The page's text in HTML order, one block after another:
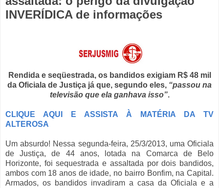
INVERÍDICA de informações
Rendida e seqüestrada, os bandidos exigiam R$ 48 mil
da Oficiala de Justiça já que, segundo eles, “passou na
televisão que ela ganhava isso”.
CLIQUE AQUI E ASSISTA À MATÉRIA DA TV
ALTEROSA
Um absurdo! Nessa segunda-feira, 25/3/2013, uma Oficiala
de Justiça, de 44 anos, lotada na Comarca de Belo
Horizonte, foi sequestrada e assaltada por dois bandidos,
ambos com 18 anos de idade, no bairro Bonfim, na Capital.
Armados, os bandidos invadiram a casa da Oficiala e a